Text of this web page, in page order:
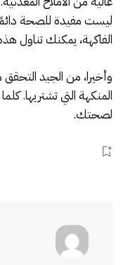
ليست مفيدة للصحة
الفاكهة، يمكنك تناول
وأخيرا، من الجيد
المنكهة التي تشتريها.
لصحتك.